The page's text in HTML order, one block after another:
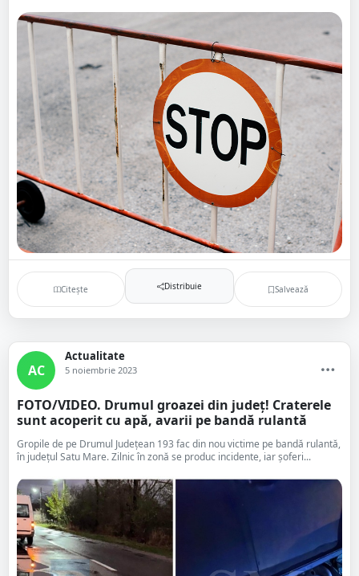
Citește Distribuie Salvează
AC
Actualitate
5 noiembrie 2023
FOTO/VIDEO. Drumul groazei din județ! Craterele
sunt acoperit cu apă, avarii pe bandă rulantă
Gropile de pe Drumul Județean 193 fac din nou victime pe bandă rulantă,
în județul Satu Mare. Zilnic în zonă se produc incidente, iar șoferi...